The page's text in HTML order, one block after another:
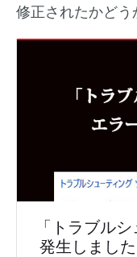
修正されたかどう
「トラブル
発生しまし